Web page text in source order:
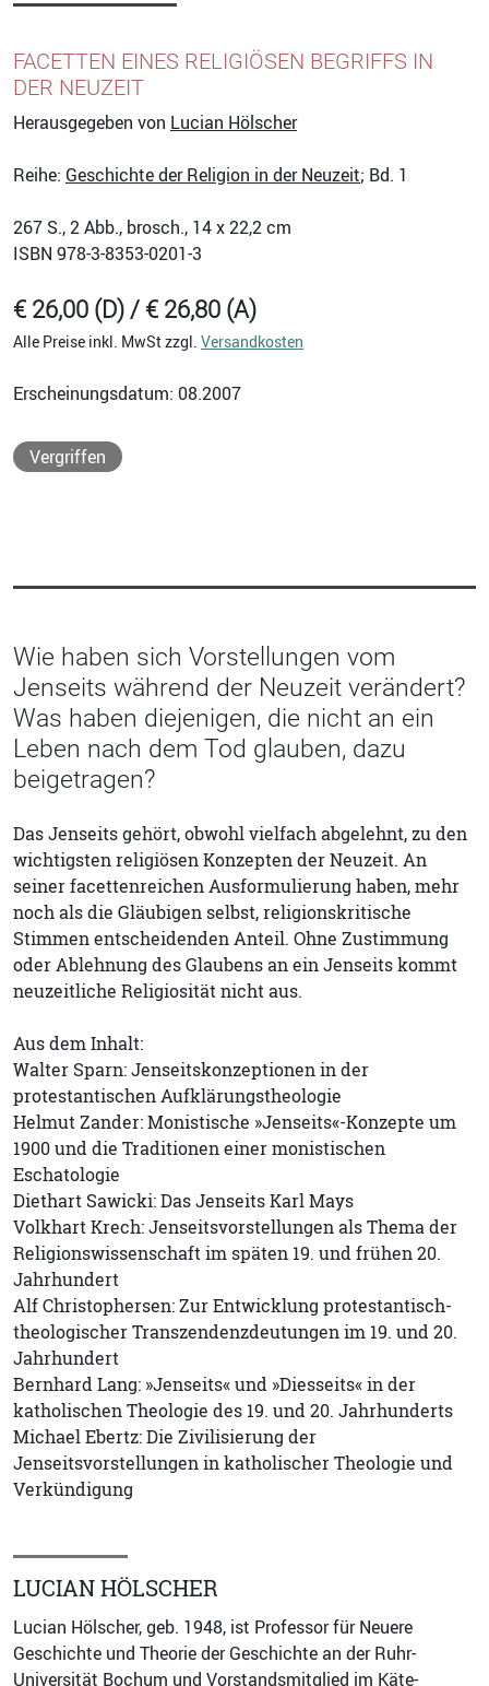
FACETTEN EINES RELIGIÖSEN BEGRIFFS IN
DER NEUZEIT
Herausgegeben von Lucian Hölscher
Reihe: Geschichte der Religion in der Neuzeit; Bd. 1
267 S., 2 Abb., brosch., 14 x 22,2 cm
ISBN 978-3-8353-0201-3
€ 26,00 (D) / € 26,80 (A)
Alle Preise inkl. MwSt zzgl. Versandkosten
Erscheinungsdatum: 08.2007
Vergriffen
Wie haben sich Vorstellungen vom
Jenseits während der Neuzeit verändert?
Was haben diejenigen, die nicht an ein
Leben nach dem Tod glauben, dazu
beigetragen?
Das Jenseits gehört, obwohl vielfach abgelehnt, zu den
wichtigsten religiösen Konzepten der Neuzeit. An
seiner facettenreichen Ausformulierung haben, mehr
noch als die Gläubigen selbst, religionskritische
Stimmen entscheidenden Anteil. Ohne Zustimmung
oder Ablehnung des Glaubens an ein Jenseits kommt
neuzeitliche Religiosität nicht aus.
Aus dem Inhalt:
Walter Sparn: Jenseitskonzeptionen in der
protestantischen Aufklärungstheologie
Helmut Zander: Monistische »Jenseits«-Konzepte um
1900 und die Traditionen einer monistischen
Eschatologie
Diethart Sawicki: Das Jenseits Karl Mays
Volkhart Krech: Jenseitsvorstellungen als Thema der
Religionswissenschaft im späten 19. und frühen 20.
Jahrhundert
Alf Christophersen: Zur Entwicklung protestantisch-
theologischer Transzendenzdeutungen im 19. und 20.
Jahrhundert
Bernhard Lang: »Jenseits« und »Diesseits« in der
katholischen Theologie des 19. und 20. Jahrhunderts
Michael Ebertz: Die Zivilisierung der
Jenseitsvorstellungen in katholischer Theologie und
Verkündigung
LUCIAN HÖLSCHER
Lucian Hölscher, geb. 1948, ist Professor für Neuere
Geschichte und Theorie der Geschichte an der Ruhr-
Universität Bochum und Vorstandsmitglied im Käte-